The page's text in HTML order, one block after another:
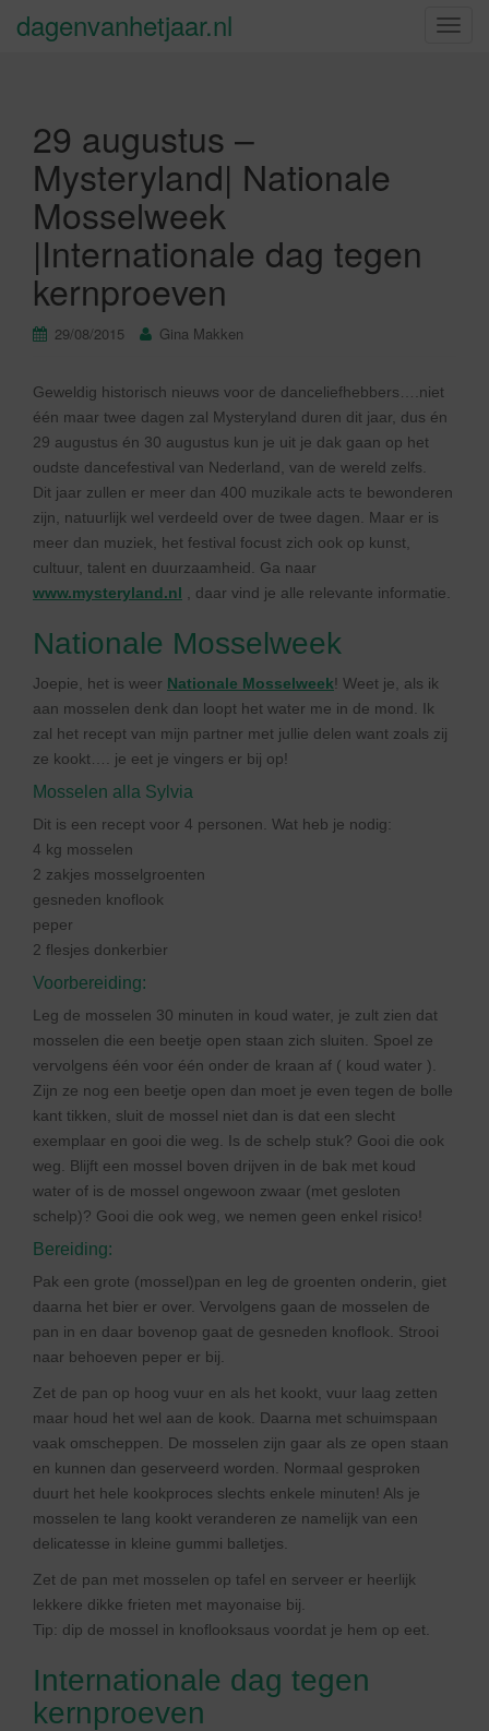
S
dagenvanhetjaar.nl
29 augustus –
Mysteryland| Nationale
Mosselweek
|Internationale dag tegen
kernproeven
29/08/2015 Gina Makken
Geweldig historisch nieuws voor de danceliefhebbers….niet
één maar twee dagen zal Mysteryland duren dit jaar, dus én
29 augustus én 30 augustus kun je uit je dak gaan op het
oudste dancefestival van Nederland, van de wereld zelfs.
Dit jaar zullen er meer dan 400 muzikale acts te bewonderen
zijn, natuurlijk wel verdeeld over de twee dagen. Maar er is
meer dan muziek, het festival focust zich ook op kunst,
cultuur, talent en duurzaamheid. Ga naar
www.mysteryland.nl , daar vind je alle relevante informatie.
Nationale Mosselweek
Joepie, het is weer Nationale Mosselweek! Weet je, als ik
aan mosselen denk dan loopt het water me in de mond. Ik
zal het recept van mijn partner met jullie delen want zoals zij
ze kookt…. je eet je vingers er bij op!
Mosselen alla Sylvia
Dit is een recept voor 4 personen. Wat heb je nodig:
4 kg mosselen
2 zakjes mosselgroenten
gesneden knoflook
peper
2 flesjes donkerbier
Voorbereiding:
Leg de mosselen 30 minuten in koud water, je zult zien dat
mosselen die een beetje open staan zich sluiten. Spoel ze
vervolgens één voor één onder de kraan af ( koud water ).
Zijn ze nog een beetje open dan moet je even tegen de bolle
kant tikken, sluit de mossel niet dan is dat een slecht
exemplaar en gooi die weg. Is de schelp stuk? Gooi die ook
weg. Blijft een mossel boven drijven in de bak met koud
water of is de mossel ongewoon zwaar (met gesloten
schelp)? Gooi die ook weg, we nemen geen enkel risico!
Bereiding:
Pak een grote (mossel)pan en leg de groenten onderin, giet
daarna het bier er over. Vervolgens gaan de mosselen de
pan in en daar bovenop gaat de gesneden knoflook. Strooi
naar behoeven peper er bij.
Zet de pan op hoog vuur en als het kookt, vuur laag zetten
maar houd het wel aan de kook. Daarna met schuimspaan
vaak omscheppen. De mosselen zijn gaar als ze open staan
en kunnen dan geserveerd worden. Normaal gesproken
duurt het hele kookproces slechts enkele minuten! Als je
mosselen te lang kookt veranderen ze namelijk van een
delicatesse in kleine gummi balletjes.
Zet de pan met mosselen op tafel en serveer er heerlijk
lekkere dikke frieten met mayonaise bij.
Tip: dip de mossel in knoflooksaus voordat je hem op eet.
Internationale dag tegen
kernproeven